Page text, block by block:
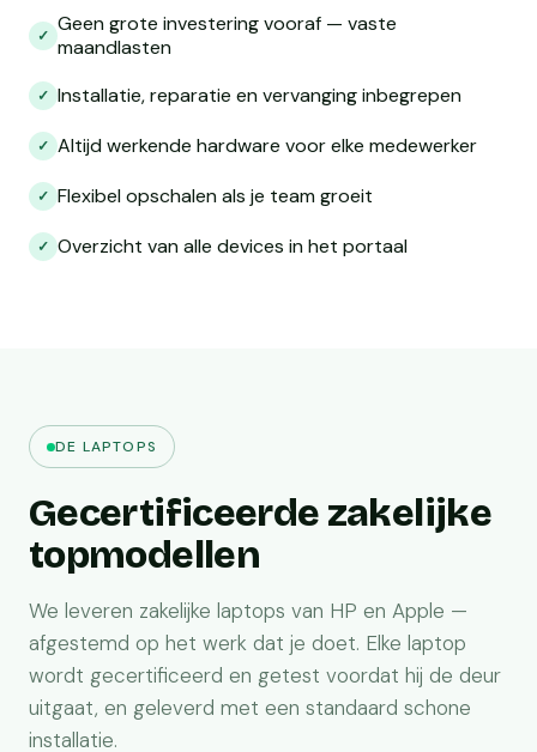
✓ Geen grote investering vooraf — vaste
maandlasten
✓ Installatie, reparatie en vervanging inbegrepen
✓ Altijd werkende hardware voor elke medewerker
✓ Flexibel opschalen als je team groeit
✓ Overzicht van alle devices in het portaal
DE LAPTOPS
Gecertificeerde zakelijke
topmodellen
We leveren zakelijke laptops van HP en Apple —
afgestemd op het werk dat je doet. Elke laptop
wordt gecertificeerd en getest voordat hij de deur
uitgaat, en geleverd met een standaard schone
installatie.